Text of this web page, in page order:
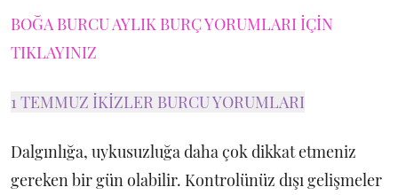
BOĞA BURCU AYLIK BURÇ YORUMLARI İÇİN
TIKLAYINIZ
1 TEMMUZ İKİZLER BURCU YORUMLARI
Dalgınlığa, uykusuzluğa daha çok dikkat etmeniz
gereken bir gün olabilir. Kontrolünüz dışı gelişmeler